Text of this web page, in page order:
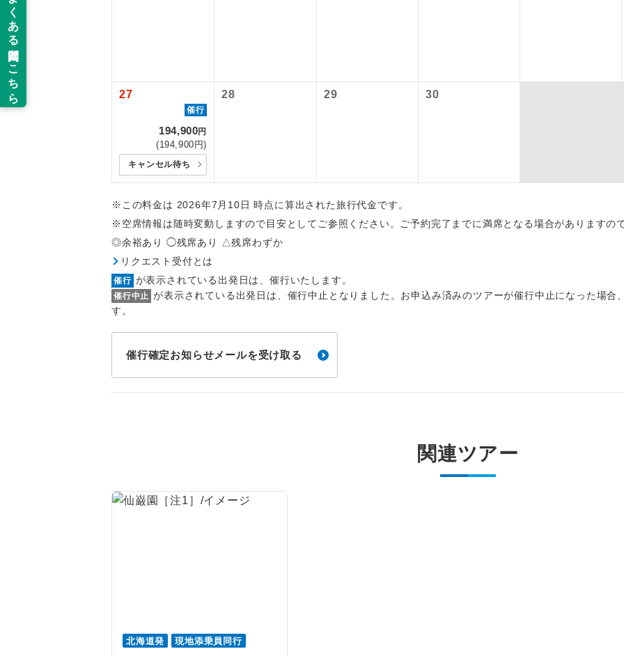
27
催行
194,900円
(194,900円)
キャンセル待ち
28 29 30
※この料金は 2026年7月10日 時点に算出された旅行代金です。
※空席情報は随時変動しますので目安としてご参照ください。ご予約完了までに満席となる場合がありますの
◎余裕あり ◯残席あり △残席わずか
リクエスト受付とは
催行 が表示されている出発日は、催行いたします。
催行中止 が表示されている出発日は、催行中止となりました。お申込み済みのツアーが催行中止になった場合
す。
催行確定お知らせメールを受け取る
関連ツアー
北海道発 現地添乗員同行
2027/6/5〜 羽田空港：大人2,360円、子供2,360円、幼児2,360円
世界遺産
ユネスコに登録されている文化遺産や自然遺産
露天風呂 ご宿泊ホテルに露天風呂が付いています。
大浴場 ご宿泊ホテルに大浴場が付いています。
トラベルイヤホン
1名様催行 1名様から出発可能な個人型プランです。
おひとり様限定でご参加いただけるコースです